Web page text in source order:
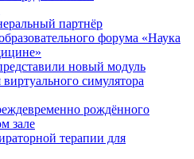
партнёр
форума «Наука
новый модуль
симулятора
рождённого
зале
терапии для